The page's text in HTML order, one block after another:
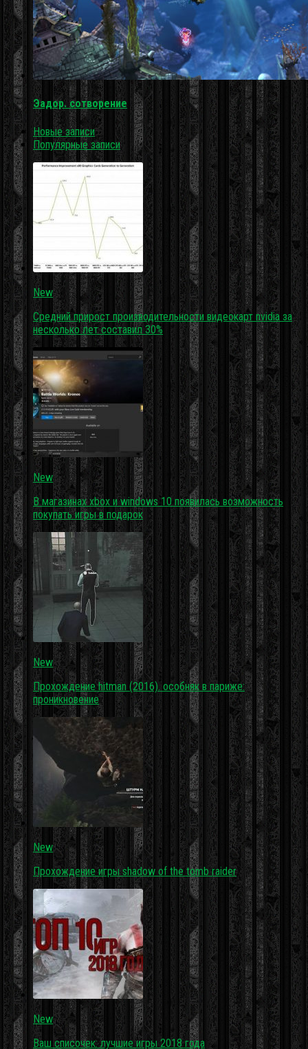
Эадор. сотворение
Новые записи
Популярные записи
New
Средний прирост производительности видеокарт nvidia за
несколько лет составил 30%
New
В магазинах xbox и windows 10 появилась возможность
покупать игры в подарок
New
Прохождение hitman (2016). особняк в париже:
проникновение
New
Прохождение игры shadow of the tomb raider
New
Ваш списочек: лучшие игры 2018 года